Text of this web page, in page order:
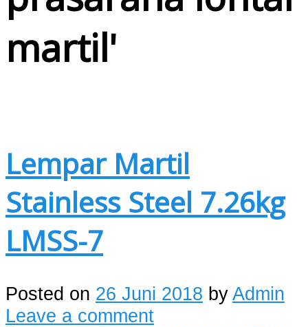
martil'
Lempar Martil
Stainless Steel 7.26kg
LMSS-7
Posted on 26 Juni 2018 byAdmin
Leave a comment